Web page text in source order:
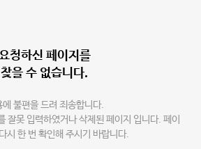
청하신 페이지를
찾을 수 없습니다.
에 불편을 드려 죄송합니다.
잘못 입력하였거나 삭제된 페이지 입니다. 페이
시 한 번 확인해 주시기 바랍니다.